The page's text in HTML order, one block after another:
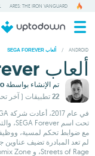
ARES: THE IRON VANGUARD
ANDROID
/ ألعاب SEGA FOREVER
ألعاب SEGA Forever
تم الإنشاء بواسطة
22 تطبيقات
( آخر
مع ضوابط تحكم لمسية،